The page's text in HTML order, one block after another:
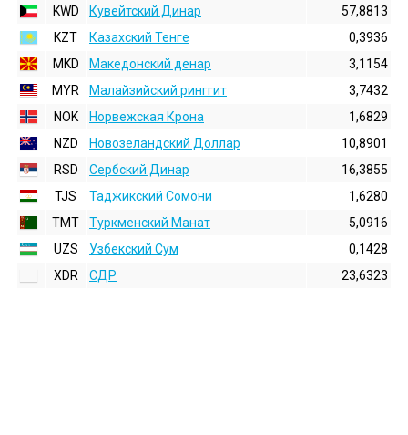
KWD
Кувейтский Динар
57,8813
KZT
Казахский Тенге
0,3936
MKD
Македонский денар
3,1154
MYR
Малайзийский ринггит
3,7432
NOK
Норвежская Крона
1,6829
NZD
Новозеландский Доллар
10,8901
RSD
Сербский Динар
16,3855
TJS
Таджикский Сомони
1,6280
TMT
Туркменский Манат
5,0916
UZS
Узбекский Сум
0,1428
XDR
СДР 23,6323